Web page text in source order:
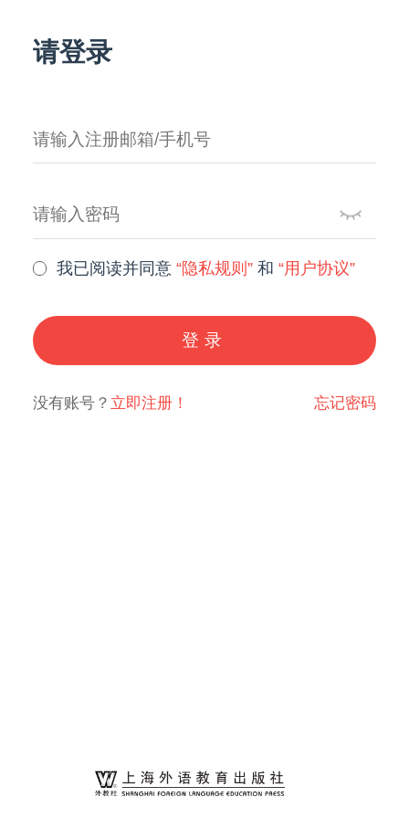
请登录
我已阅读并同意“隐私规则” 和“用户协议”
登录
没有账号？ 立即注册！ 忘记密码